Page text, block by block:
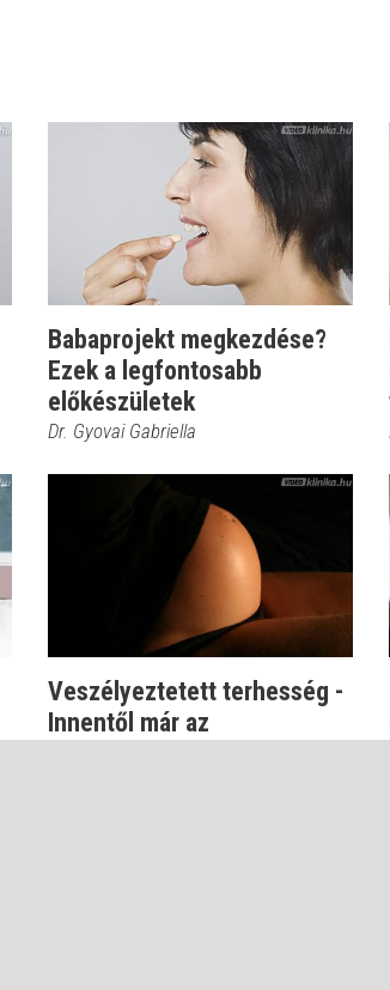
Babaprojekt megkezdése?
Ezek a legfontosabb
előkészületek
Dr. Gyovai Gabriella
Veszélyeztetett terhesség -
Innentől már az